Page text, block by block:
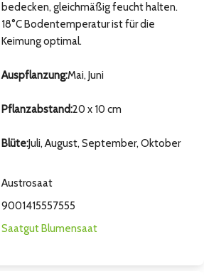
bedecken, gleichmäßig feucht halten.
18°C Bodentemperatur ist für die
Keimung optimal.
Auspflanzung:Mai, Juni
Pflanzabstand:20 x 10 cm
Blüte:Juli, August, September, Oktober
Austrosaat
9001415557555
Saatgut Blumensaat